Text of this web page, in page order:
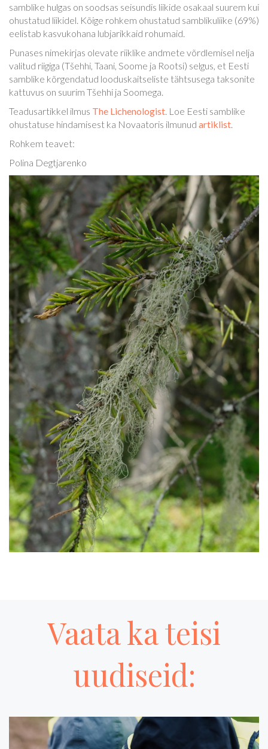
samblike hulgas on soodsas seisundis liikide osakaal suurem kui
ohustatud liikidel. Kõige rohkem ohustatud samblikuliike (69%)
eelistab kasvukohana lubjarikkaid rohumaid.
Punases nimekirjas olevate riiklike andmete võrdlemisel nelja
valitud riigiga (Tšehhi, Taani, Soome ja Rootsi) selgus, et Eesti
samblike kõrgendatud looduskaitseliste tähtsusega taksonite
kattuvus on suurim Tšehhi ja Soomega.
Teadusartikkel ilmus The Lichenologist. Loe Eesti samblike
ohustatuse hindamisest ka Novaatoris ilmunud artiklist.
Rohkem teavet:
Polina Degtjarenko
Vaata ka teisi
uudiseid: